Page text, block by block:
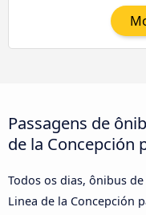
Passagens de
de la Concepción
Todos os dias, ônibus
Linea de la Concepción